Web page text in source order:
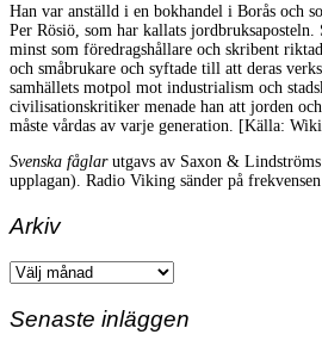
Han var anställd i en bokhandel i Borås och
Per Rösiö, som har kallats
minst som föredragshållare och skribent
och småbrukare och syftade till att deras
samhällets motpol mot industrialism och
civilisationskritiker menade han att jorden
måste vårdas av varje generation. [Källa:
Svenska fåglarutgavs av Saxon &
upplagan). Radio Viking sänder på
Arkiv
Arkiv
Senaste inläggen